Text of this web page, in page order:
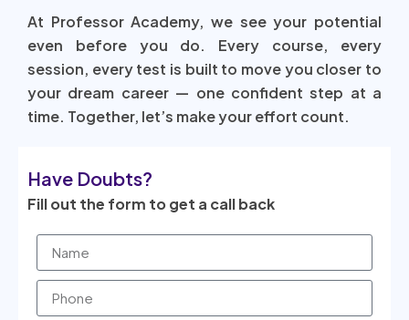
At Professor Academy, we see your potential
even before you do. Every course, every
session, every test is built to move you closer to
your dream career — one confident step at a
time. Together, let’s make your effort count.
Have Doubts?
Fill out the form to get a call back